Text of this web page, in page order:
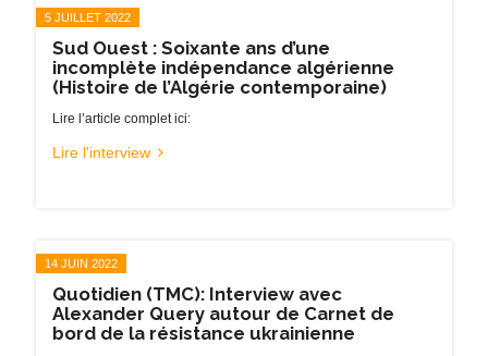
5 JUILLET 2022
Sud Ouest : Soixante ans d’une
incomplète indépendance algérienne
(Histoire de l’Algérie contemporaine)
Lire l’article complet ici:
Lire l'interview
14 JUIN 2022
Quotidien (TMC): Interview avec
Alexander Query autour de Carnet de
bord de la résistance ukrainienne